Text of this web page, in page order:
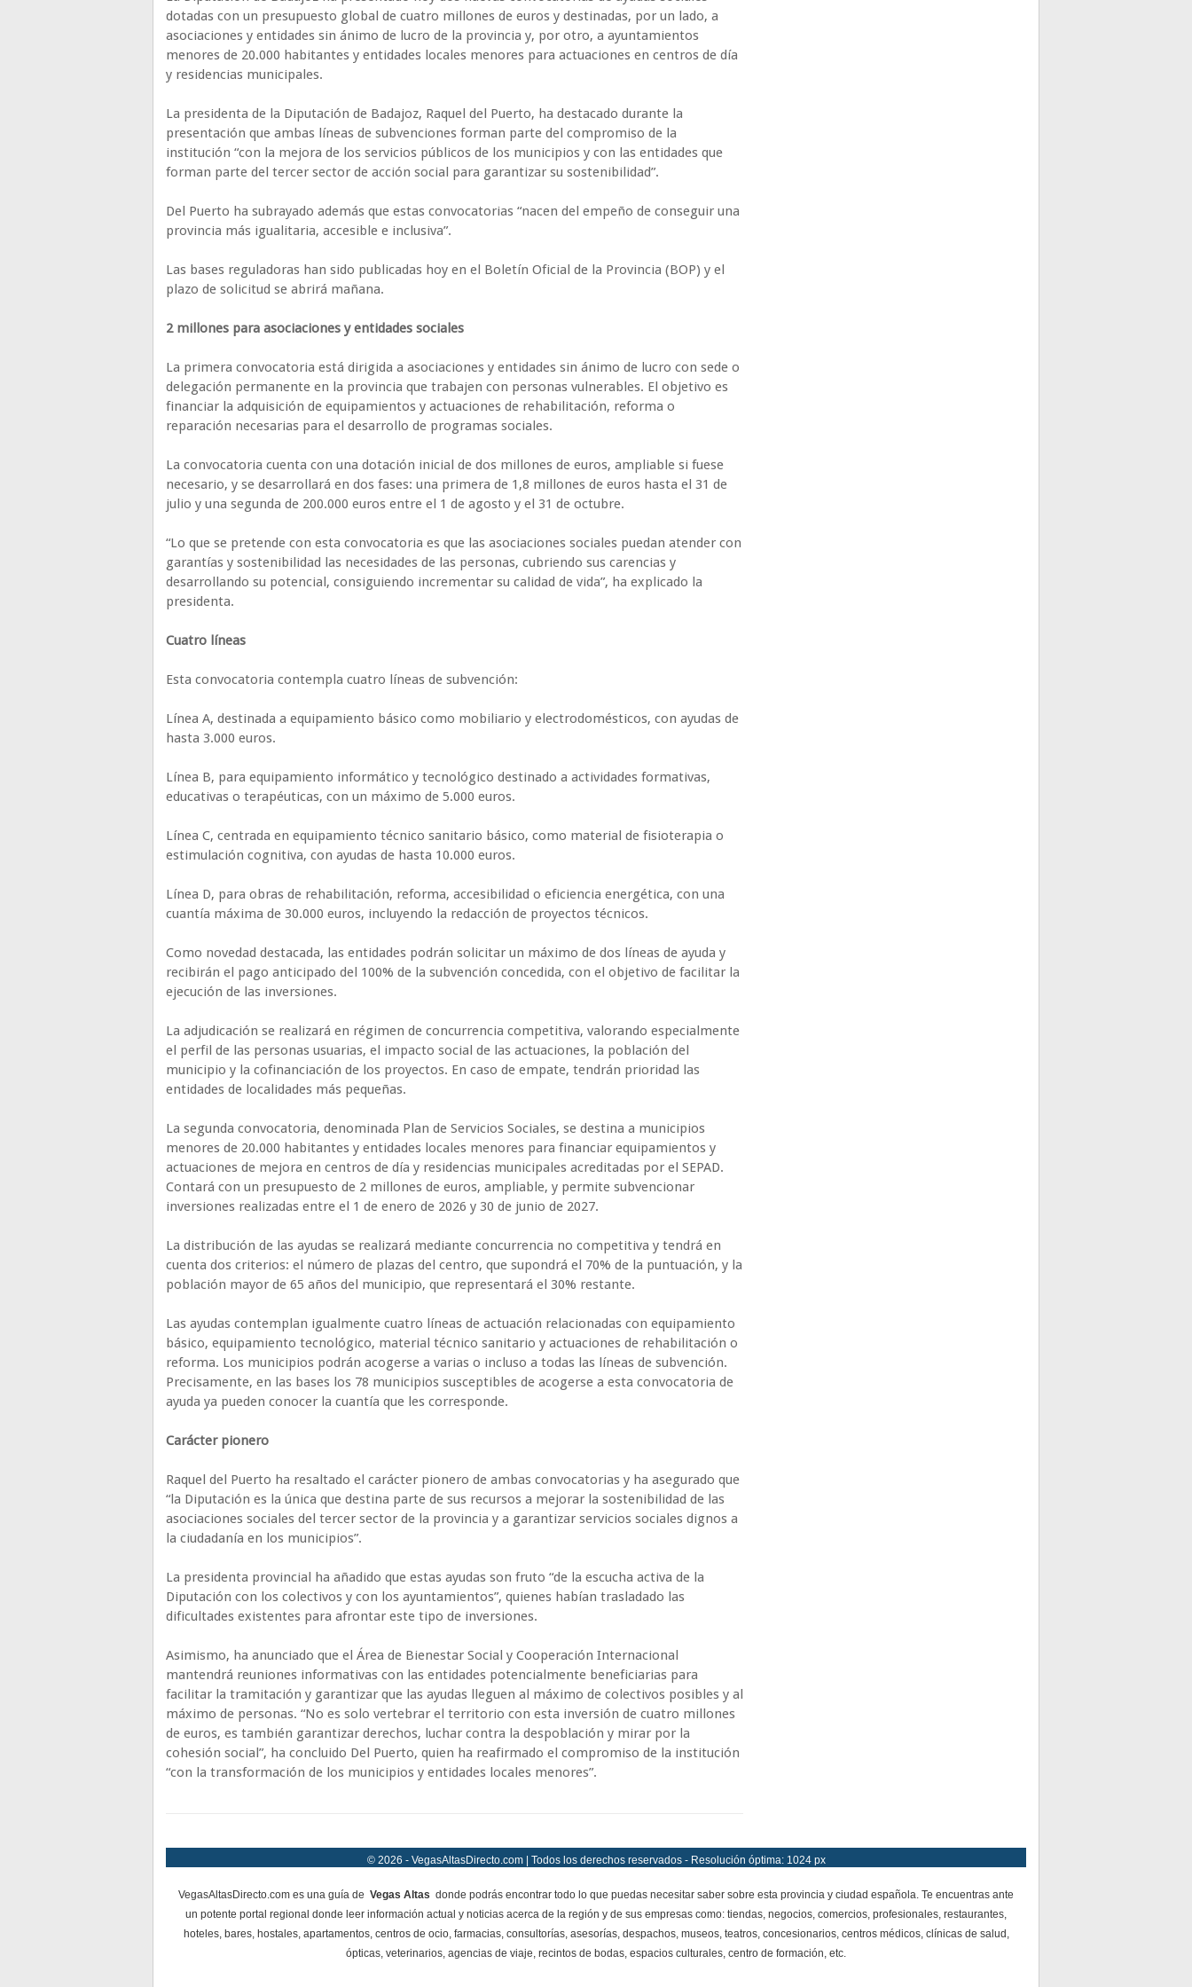
dotadas con un presupuesto global de cuatro millones de euros y destinadas, por un lado, a
asociaciones y entidades sin ánimo de lucro de la provincia y, por otro, a ayuntamientos
menores de 20.000 habitantes y entidades locales menores para actuaciones en centros de día
y residencias municipales.
La presidenta de la Diputación de Badajoz, Raquel del Puerto, ha destacado durante la
presentación que ambas líneas de subvenciones forman parte del compromiso de la
institución “con la mejora de los servicios públicos de los municipios y con las entidades que
forman parte del tercer sector de acción social para garantizar su sostenibilidad”.
Del Puerto ha subrayado además que estas convocatorias “nacen del empeño de conseguir una
provincia más igualitaria, accesible e inclusiva”.
Las bases reguladoras han sido publicadas hoy en el Boletín Oficial de la Provincia (BOP) y el
plazo de solicitud se abrirá mañana.
2 millones para asociaciones y entidades sociales
La primera convocatoria está dirigida a asociaciones y entidades sin ánimo de lucro con sede o
delegación permanente en la provincia que trabajen con personas vulnerables. El objetivo es
financiar la adquisición de equipamientos y actuaciones de rehabilitación, reforma o
reparación necesarias para el desarrollo de programas sociales.
La convocatoria cuenta con una dotación inicial de dos millones de euros, ampliable si fuese
necesario, y se desarrollará en dos fases: una primera de 1,8 millones de euros hasta el 31 de
julio y una segunda de 200.000 euros entre el 1 de agosto y el 31 de octubre.
“Lo que se pretende con esta convocatoria es que las asociaciones sociales puedan atender con
garantías y sostenibilidad las necesidades de las personas, cubriendo sus carencias y
desarrollando su potencial, consiguiendo incrementar su calidad de vida”, ha explicado la
presidenta.
Cuatro líneas
Esta convocatoria contempla cuatro líneas de subvención:
Línea A, destinada a equipamiento básico como mobiliario y electrodomésticos, con ayudas de
hasta 3.000 euros.
Línea B, para equipamiento informático y tecnológico destinado a actividades formativas,
educativas o terapéuticas, con un máximo de 5.000 euros.
Línea C, centrada en equipamiento técnico sanitario básico, como material de fisioterapia o
estimulación cognitiva, con ayudas de hasta 10.000 euros.
Línea D, para obras de rehabilitación, reforma, accesibilidad o eficiencia energética, con una
cuantía máxima de 30.000 euros, incluyendo la redacción de proyectos técnicos.
Como novedad destacada, las entidades podrán solicitar un máximo de dos líneas de ayuda y
recibirán el pago anticipado del 100% de la subvención concedida, con el objetivo de facilitar la
ejecución de las inversiones.
La adjudicación se realizará en régimen de concurrencia competitiva, valorando especialmente
el perfil de las personas usuarias, el impacto social de las actuaciones, la población del
municipio y la cofinanciación de los proyectos. En caso de empate, tendrán prioridad las
entidades de localidades más pequeñas.
La segunda convocatoria, denominada Plan de Servicios Sociales, se destina a municipios
menores de 20.000 habitantes y entidades locales menores para financiar equipamientos y
actuaciones de mejora en centros de día y residencias municipales acreditadas por el SEPAD.
Contará con un presupuesto de 2 millones de euros, ampliable, y permite subvencionar
inversiones realizadas entre el 1 de enero de 2026 y 30 de junio de 2027.
La distribución de las ayudas se realizará mediante concurrencia no competitiva y tendrá en
cuenta dos criterios: el número de plazas del centro, que supondrá el 70% de la puntuación, y la
población mayor de 65 años del municipio, que representará el 30% restante.
Las ayudas contemplan igualmente cuatro líneas de actuación relacionadas con equipamiento
básico, equipamiento tecnológico, material técnico sanitario y actuaciones de rehabilitación o
reforma. Los municipios podrán acogerse a varias o incluso a todas las líneas de subvención.
Precisamente, en las bases los 78 municipios susceptibles de acogerse a esta convocatoria de
ayuda ya pueden conocer la cuantía que les corresponde.
Carácter pionero
Raquel del Puerto ha resaltado el carácter pionero de ambas convocatorias y ha asegurado que
“la Diputación es la única que destina parte de sus recursos a mejorar la sostenibilidad de las
asociaciones sociales del tercer sector de la provincia y a garantizar servicios sociales dignos a
la ciudadanía en los municipios”.
La presidenta provincial ha añadido que estas ayudas son fruto “de la escucha activa de la
Diputación con los colectivos y con los ayuntamientos”, quienes habían trasladado las
dificultades existentes para afrontar este tipo de inversiones.
Asimismo, ha anunciado que el Área de Bienestar Social y Cooperación Internacional
mantendrá reuniones informativas con las entidades potencialmente beneficiarias para
facilitar la tramitación y garantizar que las ayudas lleguen al máximo de colectivos posibles y al
máximo de personas. “No es solo vertebrar el territorio con esta inversión de cuatro millones
de euros, es también garantizar derechos, luchar contra la despoblación y mirar por la
cohesión social”, ha concluido Del Puerto, quien ha reafirmado el compromiso de la institución
“con la transformación de los municipios y entidades locales menores”.
© 2026 - VegasAltasDirecto.com | Todos los derechos reservados - Resolución óptima: 1024 px
VegasAltasDirecto.com es una guía de Vegas Altas donde podrás encontrar todo lo que puedas necesitar saber sobre esta provincia y ciudad española. Te encuentras ante
un potente portal regional donde leer información actual y noticias acerca de la región y de sus empresas como: tiendas, negocios, comercios, profesionales, restaurantes,
hoteles, bares, hostales, apartamentos, centros de ocio, farmacias, consultorías, asesorías, despachos, museos, teatros, concesionarios, centros médicos, clínicas de salud,
ópticas, veterinarios, agencias de viaje, recintos de bodas, espacios culturales, centro de formación, etc.